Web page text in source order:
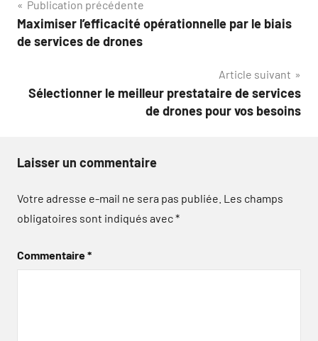
Navigation
de
Publication précédente
Maximiser l’efficacité opérationnelle par le biais
de services de drones
Article suivant
Sélectionner le meilleur prestataire de services
de drones pour vos besoins
Laisser un commentaire
Votre adresse e-mail ne sera pas publiée. Les champs
obligatoires sont indiqués avec*
Commentaire*